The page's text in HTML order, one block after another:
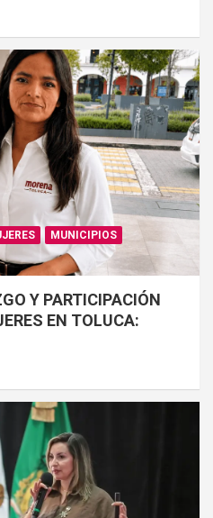
MUNICIPIOS
Y PARTICIPACIÓN
EN TOLUCA: